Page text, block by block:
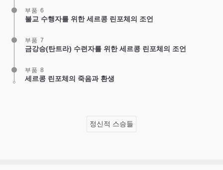
부품 6
불교 수행자를 위한 세르콩 린포체의 조언
부품 7
금강승(탄트라) 수련자를 위한 세르콩 린포체의 조언
부품 8
세르콩 린포체의 죽음과 환생
정신적 스승들